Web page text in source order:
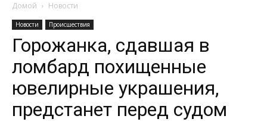
Домой Новости
Новости Происшествия
Горожанка, сдавшая в
ломбард похищенные
ювелирные украшения,
предстанет перед судом